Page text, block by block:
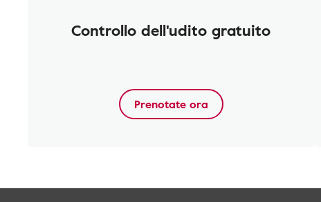
Controllo dell'udito gratuito
Prenotate ora